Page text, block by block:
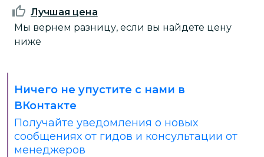
Лучшая цена
Мы вернем разницу, если вы найдете цену
ниже
Ничего не упустите с нами в
ВКонтакте
Получайте уведомления о новых
сообщениях от гидов и консультации от
менеджеров